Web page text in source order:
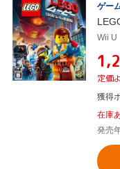
ゲー
Wii U
定価
獲得
在庫
発売